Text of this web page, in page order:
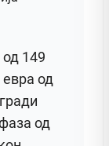
149
од
од